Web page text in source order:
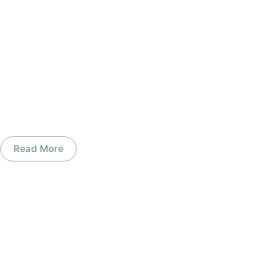
Read More